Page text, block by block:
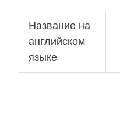
Название на
английском
языке